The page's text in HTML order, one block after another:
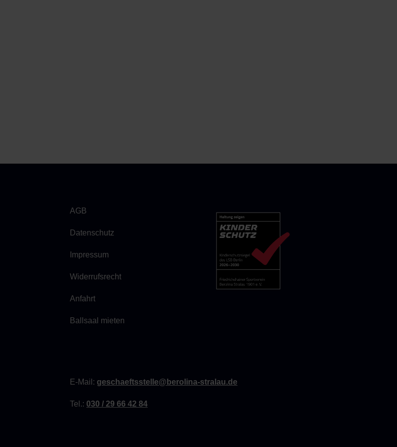
AGB
Datenschutz
Impressum
Widerrufsrecht
Anfahrt
Ballsaal mieten
E-Mail: geschaeftsstelle@berolina-stralau.de
Tel.: 030 / 29 66 42 84